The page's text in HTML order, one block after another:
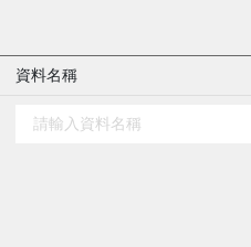
資料名稱